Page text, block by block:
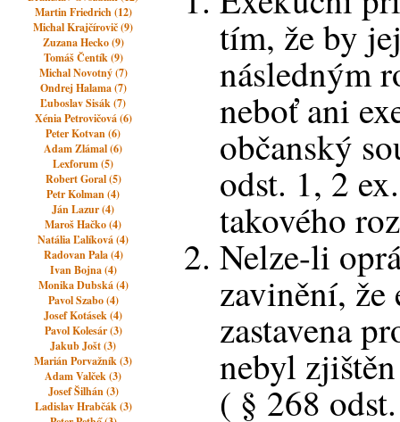
Martin Friedrich (12)
Michal Krajčírovič (9)
Zuzana Hecko (9)
Tomáš Čentík (9)
Michal Novotný (7)
Ondrej Halama (7)
Ľuboslav Sisák (7)
Xénia Petrovičová (6)
Peter Kotvan (6)
Adam Zlámal (6)
Lexforum (5)
Robert Goral (5)
Petr Kolman (4)
Ján Lazur (4)
Maroš Hačko (4)
Natália Ľalíková (4)
Radovan Pala (4)
Ivan Bojna (4)
Monika Dubská (4)
Pavol Szabo (4)
Josef Kotásek (4)
Pavol Kolesár (3)
Jakub Jošt (3)
Marián Porvažník (3)
Adam Valček (3)
Josef Šilhán (3)
Ladislav Hrabčák (3)
tím, že by
následným
neboť ani
občanský
odst. 1, 2
takového
Nelze-li
zavinění, že
zastavena
nebyl
( § 268